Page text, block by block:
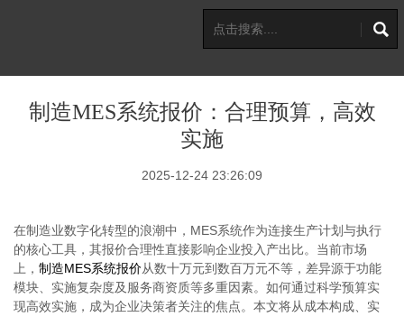
制造MES系统报价：合理预算，高效
实施
2025-12-24 23:26:09
在制造业数字化转型的浪潮中，MES系统作为连接生产计划与执行
的核心工具，其报价合理性直接影响企业投入产出比。当前市场
上， 制造MES系统报价从数十万元到数百万元不等，差异源于功能
模块、实施复杂度及服务商资质等多重因素。如何通过科学预算实
现高效实施，成为企业决策者关注的焦点。本文将从成本构成、实